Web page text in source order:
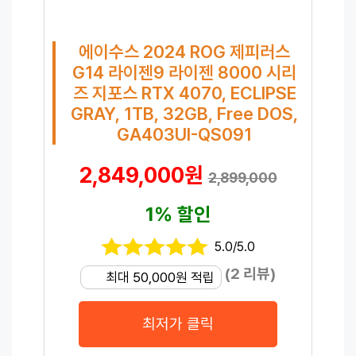
에이수스 2024 ROG 제피러스
G14 라이젠9 라이젠 8000 시리
즈 지포스 RTX 4070, ECLIPSE
GRAY, 1TB, 32GB, Free DOS,
GA403UI-QS091
2,849,000원2,899,000
1% 할인
5.0/5.0
최대 50,000원 적립 (2 리뷰)
최저가 클릭